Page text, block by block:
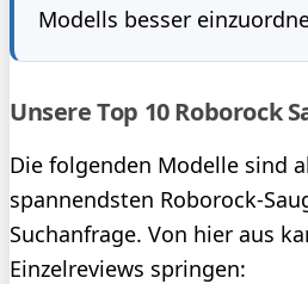
Modells besser
Unsere Top 10 Roborock
Die folgenden Modelle sind
spannendsten Roborock-
Suchanfrage. Von hier aus
Einzelreviews springen: